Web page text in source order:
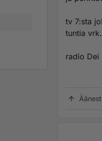
tv 7:sta
tuntia
radio Dei